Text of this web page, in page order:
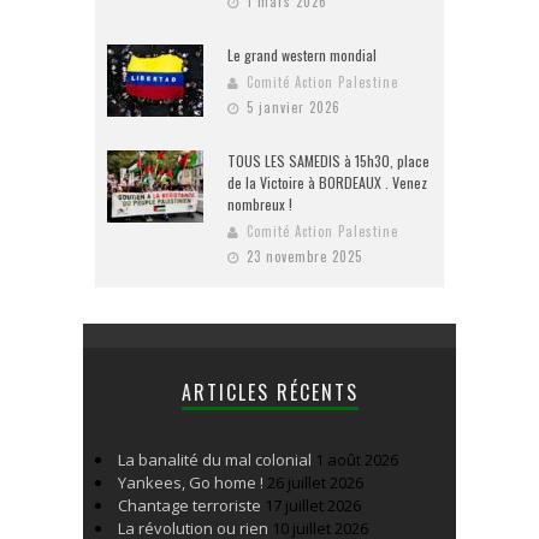
Le grand western mondial
Comité Action Palestine
5 janvier 2026
TOUS LES SAMEDIS à 15h30, place
de la Victoire à BORDEAUX . Venez
nombreux !
Comité Action Palestine
23 novembre 2025
ARTICLES RÉCENTS
La banalité du mal colonial 1 août 2026
Yankees, Go home ! 26 juillet 2026
Chantage terroriste 17 juillet 2026
La révolution ou rien 10 juillet 2026